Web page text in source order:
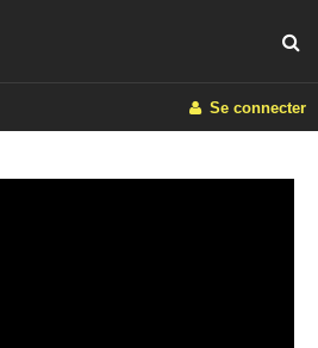
Se connecter